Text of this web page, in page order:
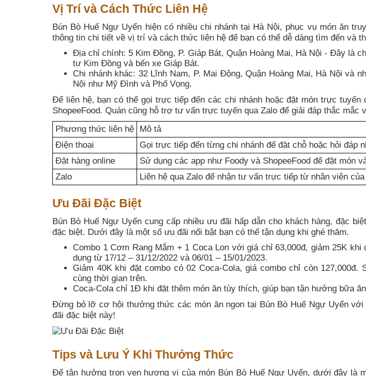
Vị Trí và Cách Thức Liên Hệ
Bún Bò Huế Ngự Uyển hiện có nhiều chi nhánh tại Hà Nội, phục vụ món ăn
thông tin chi tiết về vị trí và cách thức liên hệ để bạn có thể dễ dàng tìm đến và
Địa chỉ chính: 5 Kim Đồng, P. Giáp Bát, Quận Hoàng Mai, Hà Nội - Đây là
tư Kim Đồng và bến xe Giáp Bát.
Chi nhánh khác: 32 Lĩnh Nam, P. Mai Động, Quận Hoàng Mai, Hà Nội và
Nội như Mỹ Đình và Phố Vọng.
Để liên hệ, bạn có thể gọi trực tiếp đến các chi nhánh hoặc đặt món trực tuyến
ShopeeFood. Quán cũng hỗ trợ tư vấn trực tuyến qua Zalo để giải đáp thắc mắc
Phương thức liên hệ
Mô tả
Điện thoại
Gọi trực tiếp đến từng chi nhánh để đặt chỗ hoặc hỏi đáp
Đặt hàng online
Sử dụng các app như Foody và ShopeeFood để đặt món
Zalo
Liên hệ qua Zalo để nhận tư vấn trực tiếp từ nhân viên của
Ưu Đãi Đặc Biệt
Bún Bò Huế Ngự Uyển cung cấp nhiều ưu đãi hấp dẫn cho khách hàng, đặc
đặc biệt. Dưới đây là một số ưu đãi nổi bật bạn có thể tận dụng khi ghé thăm.
Combo 1 Cơm Rang Mắm + 1 Coca Lon với giá chỉ 63,000đ, giảm 25K khi
dụng từ 17/12 – 31/12/2022 và 06/01 – 15/01/2023.
Giảm 40K khi đặt combo có 02 Coca-Cola, giá combo chỉ còn 127,000đ.
cùng thời gian trên.
Coca-Cola chỉ 1Đ khi đặt thêm món ăn tùy thích, giúp bạn tận hưởng bữa
Đừng bỏ lỡ cơ hội thưởng thức các món ăn ngon tại Bún Bò Huế Ngự Uyển
đãi đặc biệt này!
Tips và Lưu Ý Khi Thưởng Thức
Để tận hưởng trọn vẹn hương vị của món Bún Bò Huế Ngự Uyển, dưới đây là